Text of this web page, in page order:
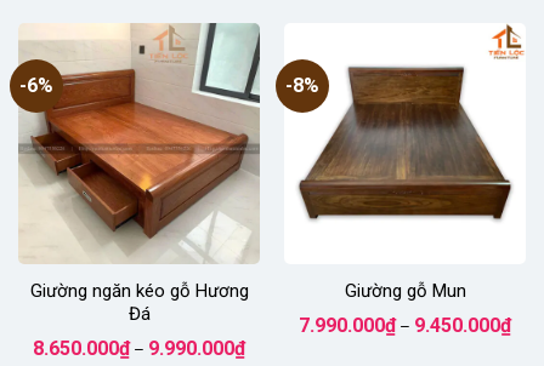
8.500.000₫
đến
9.950.000₫
-6%
Giường ngăn kéo gỗ Hương
Đá
8.650.000₫ – 9.990.000₫Khoảng
giá:
-8%
Giường gỗ Mun
7.990.000₫ – 9.450.000₫giá: